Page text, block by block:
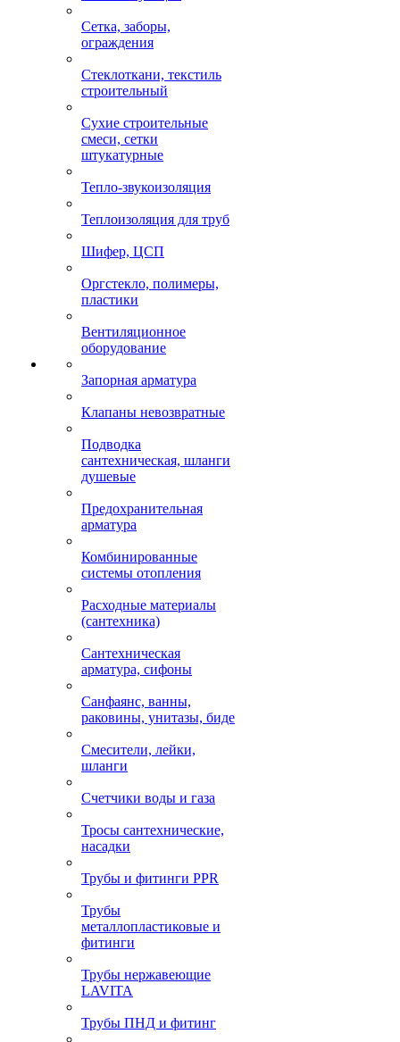
Сетка, заборы,
ограждения
Стеклоткани, текстиль
строительный
Сухие строительные
смеси, сетки
штукатурные
Тепло-звукоизоляция
Теплоизоляция для труб
Шифер, ЦСП
Оргстекло, полимеры,
пластики
Вентиляционное
оборудование
Запорная арматура
Клапаны невозвратные
Подводка
сантехническая, шланги
душевые
Предохранительная
арматура
Комбинированные
системы отопления
Расходные материалы
(сантехника)
Сантехническая
арматура, сифоны
Санфаянс, ванны,
раковины, унитазы, биде
Смесители, лейки,
шланги
Счетчики воды и газа
Тросы сантехнические,
насадки
Трубы и фитинги PPR
Трубы
металлопластиковые и
фитинги
Трубы нержавеющие
LAVITA
Трубы ПНД и фитинг